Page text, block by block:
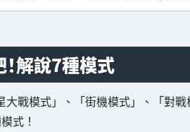
解說7種模式
大戰模式」、「街機模式」、「對
式！